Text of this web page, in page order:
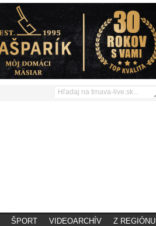
ŠPORT VIDEOARCHÍV Z REGIÓNU